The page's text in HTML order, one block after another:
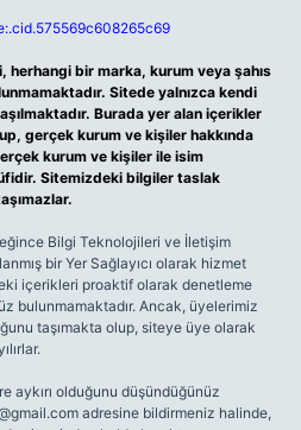
herhangi bir marka, kurum veya şahıs
Sitede yalnızca kendi
Burada yer alan içerikler
gerçek kurum ve kişiler hakkında
kurum ve kişiler ile isim
Sitemizdeki bilgiler taslak
Bilgi Teknolojileri ve İletişim
bir Yer Sağlayıcı olarak hizmet
içerikleri proaktif olarak denetleme
bulunmamaktadır. Ancak, üyelerimiz
taşımakta olup, siteye üye olarak
aykırı olduğunu düşündüğünüz
adresine bildirmeniz halinde,